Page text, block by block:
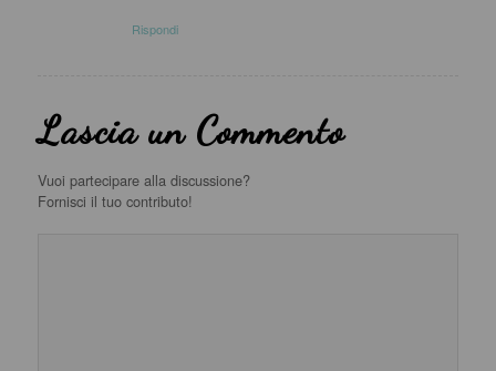
Rispondi
Lascia un Commento
Vuoi partecipare alla discussione?
Fornisci il tuo contributo!